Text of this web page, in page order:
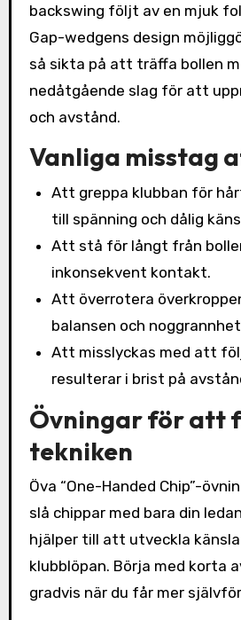
backswing följt av en mjuk
Gap-wedgens design
så sikta på att träffa bollen
nedåtgående slag för att
och avstånd.
Vanliga misstag
Att greppa klubban för
till spänning och dålig
Att stå för långt från
inkonsekvent kontakt.
Att överrotera
balansen och
Att misslyckas med att
resulterar i brist på
Övningar för att
tekniken
Öva “One-Handed Chip”-
slå chippar med bara din
hjälper till att utveckla
klubblöpan. Börja med korta
gradvis när du får mer